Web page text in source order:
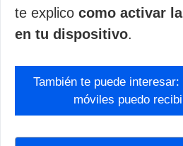
te explico como activar
en tu dispositivo.
También te puede
móviles puedo